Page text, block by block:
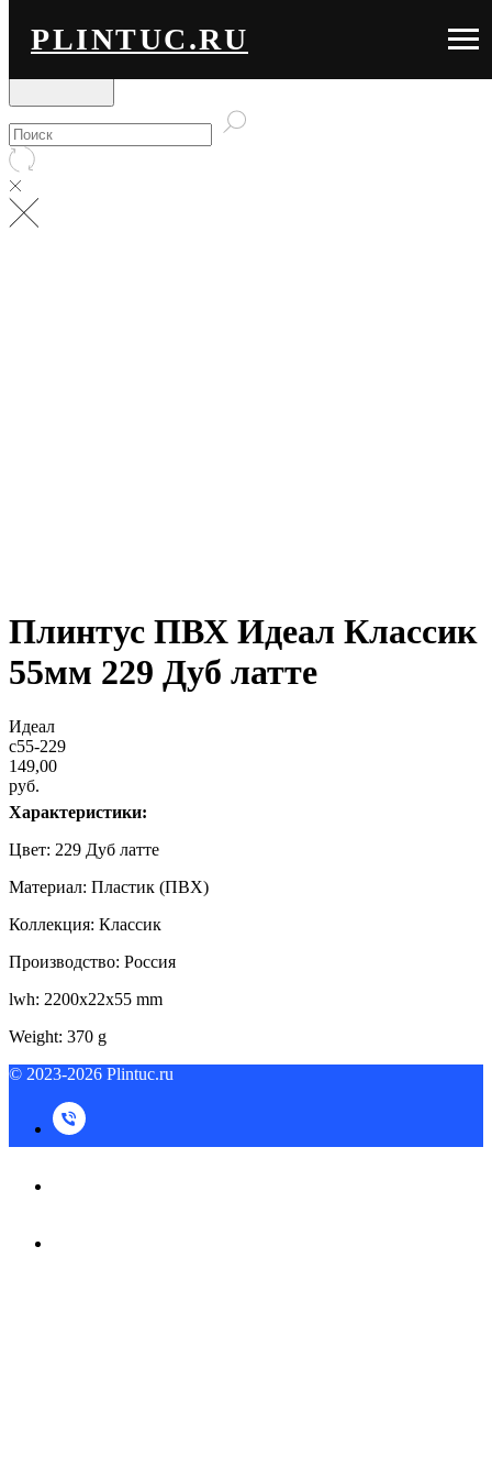
PLINTUC.RU
Плинтус ПВХ Идеал Классик
55мм 229 Дуб латте
Идеал
c55-229
149,00
руб.
Характеристики:
Цвет: 229 Дуб латте
Материал: Пластик (ПВХ)
Коллекция: Классик
Производство: Россия
lwh: 2200x22x55 mm
Weight: 370 g
© 2023-2026 Plintuc.ru